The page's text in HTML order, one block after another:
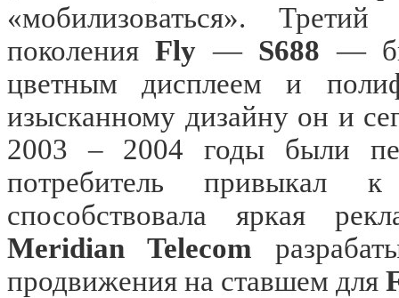
«мобилизоваться».
поколенияFly — S688 —
цветным дисплеем и
изысканному дизайну он и
2003 – 2004 годы были
потребитель привыкал
способствовала яркая
Meridian Telecom
продвижения на ставшем для